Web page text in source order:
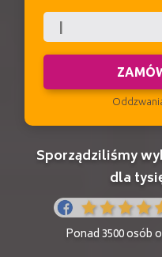
Sporządziliśmy
dla
Ponad 3500 osób